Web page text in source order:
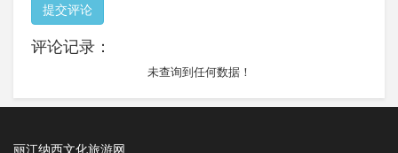
提交评论
评论记录：
未查询到任何数据！
丽江纳西文化旅游网